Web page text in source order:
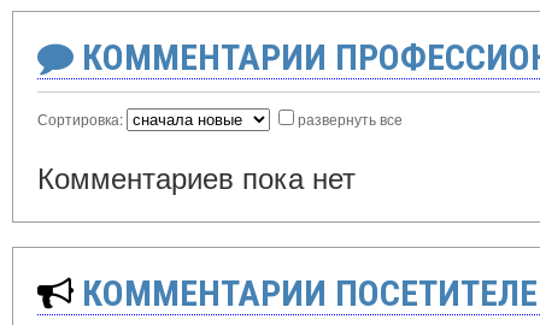
КОММЕНТАРИИ
Сортировка: развернуть все
Комментариев пока нет
КОММЕНТАРИИ